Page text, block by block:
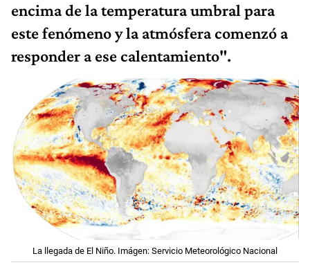
encima de la temperatura umbral para
este fenómeno y la atmósfera comenzó a
responder a ese calentamiento".
La llegada de El Niño. Imágen: Servicio Meteorológico Nacional